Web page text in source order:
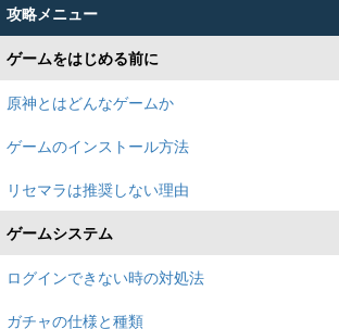
攻略メニュー
ゲームをはじめる前に
原神とはどんなゲームか
ゲームのインストール方法
リセマラは推奨しない理由
ゲームシステム
ログインできない時の対処法
ガチャの仕様と種類